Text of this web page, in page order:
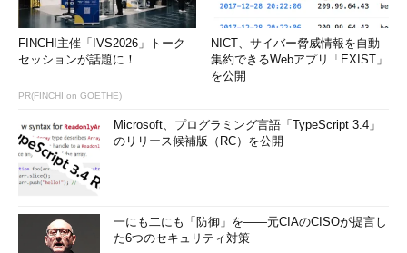
（3） セットアップ・シーケンスにおける、ハー
ドウェア構成の走査をやり直させる。ハードウェ
ア構成が異なるコンピュータ上に展開する場合に
有用なオプション（ただしデバイス・ドライバの
再インストールなどが行われることがある）。
（4） （1）をクリックした場合の動作。デフォ
ると、すぐにミニ・セットアップ・シーケンスが
開始される。
きにミニ・セットアップが起動するようになる。各仮想マシンの
ミニ・セットアップで、コンピュータ名やネットワークなどを設
FINCHI主催「IVS2026」トーク
セッションが話題に！
PR(FINCHI on GOETHE)
NICT、サイバー脅威情報を自動
集約できるWebアプリ「EXIST」
を公開
Microsoft、プログラミング言語「TypeScript 3.4」
のリリース候補版（RC）を公開
一にも二にも「防御」を――元CIAのCISOが提言し
た6つのセキュリティ対策